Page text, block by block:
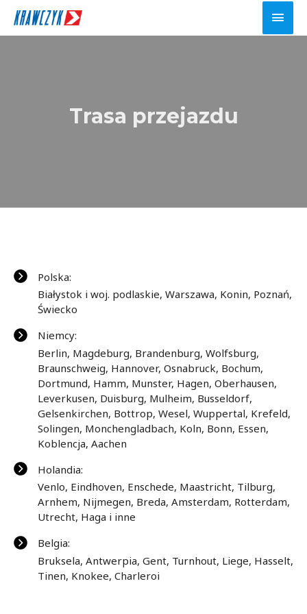
Main
Trasa przejazdu
Polska:
Białystok i woj. podlaskie, Warszawa, Konin, Poznań,
Świecko
Niemcy:
Berlin, Magdeburg, Brandenburg, Wolfsburg,
Braunschweig, Hannover, Osnabruck, Bochum,
Dortmund, Hamm, Munster, Hagen, Oberhausen,
Leverkusen, Duisburg, Mulheim, Busseldorf,
Gelsenkirchen, Bottrop, Wesel, Wuppertal, Krefeld,
Solingen, Monchengladbach, Koln, Bonn, Essen,
Koblencja, Aachen
Holandia:
Venlo, Eindhoven, Enschede, Maastricht, Tilburg,
Arnhem, Nijmegen, Breda, Amsterdam, Rotterdam,
Utrecht, Haga i inne
Belgia:
Bruksela, Antwerpia, Gent, Turnhout, Liege, Hasselt,
Tinen, Knokee, Charleroi